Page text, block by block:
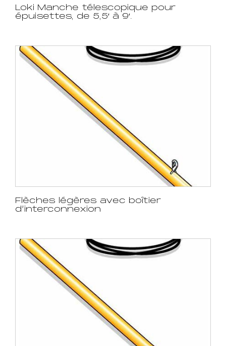
Loki Manche télescopique pour
épuisettes, de 5,5′ à 9′.
Flèches légères avec boîtier
d’interconnexion